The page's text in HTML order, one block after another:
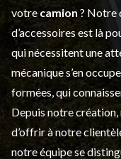
votre camion ? Notre
d’accessoiresest là
qui nécessitent une
mécanique s’en
formées, qui
Depuis notre création,
d’offrir à notre
notre équipe se